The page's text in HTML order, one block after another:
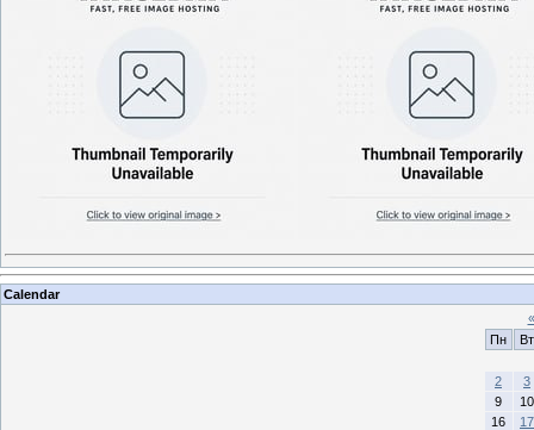
Calendar
«
Пн
Вт
2
3
9
10
16
17